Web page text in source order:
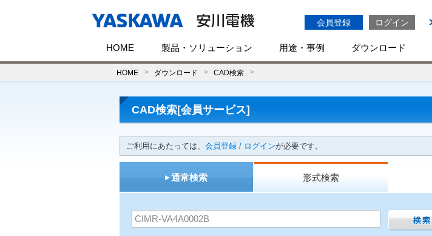
会員登録 ログイン
HOME 製品・ソリューション 用途・事例 ダウンロード
HOME ダウンロード CAD検索
CAD検索[会員サービス]
ご利用にあたっては、 会員登録 / ログインが必要です。
通常検索 形式検索